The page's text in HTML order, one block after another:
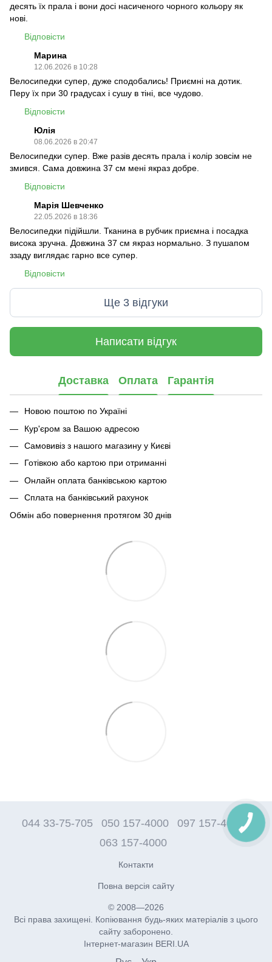
десять їх прала і вони досі насиченого чорного кольору як
нові.
Відповісти
Марина
12.06.2026 в 10:28
Велосипедки супер, дуже сподобались! Приємні на дотик.
Перу їх при 30 градусах і сушу в тіні, все чудово.
Відповісти
Юлія
08.06.2026 в 20:47
Велосипедки супер. Вже разів десять прала і колір зовсім не
змився. Сама довжина 37 см мені якраз добре.
Відповісти
Марія Шевченко
22.05.2026 в 18:36
Велосипедки підійшли. Тканина в рубчик приємна і посадка
висока зручна. Довжина 37 см якраз нормально. З пушапом
ззаду виглядає гарно все супер.
Відповісти
Ще 3 відгуки
Написати відгук
Доставка Оплата Гарантія
Новою поштою по Україні
Кур'єром за Вашою адресою
Самовивіз з нашого магазину у Києві
Готівкою або картою при отриманні
Онлайн оплата банківською картою
Сплата на банківський рахунок
Обмін або повернення протягом 30 днів
044 33-75-705 050 157-4000
097 157-4000
063 157-4000
Контакти
Повна версія сайту
© 2008—2026
Всі права захищені. Копіювання будь-яких матеріалів з цього
сайту заборонено.
Інтернет-магазин BERI.UA